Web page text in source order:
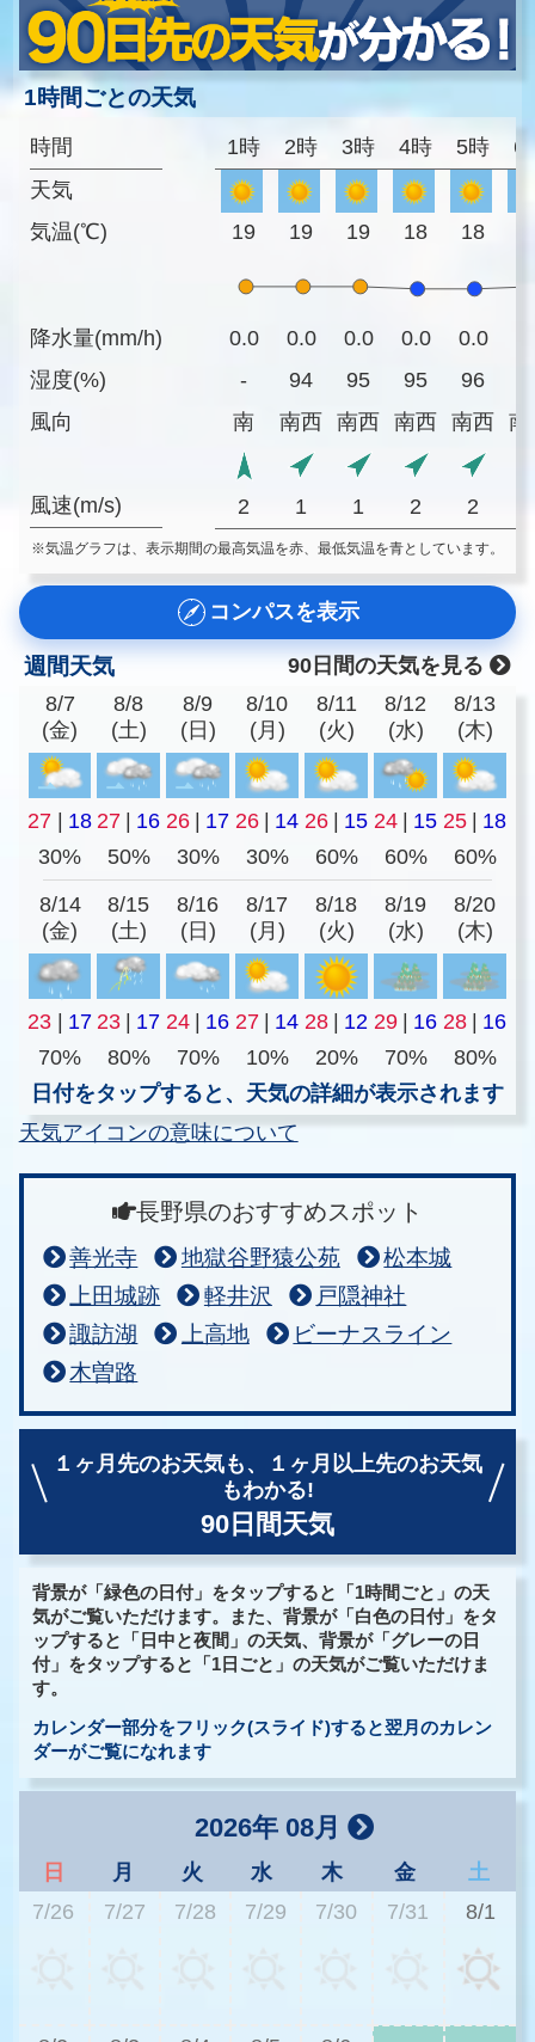
1時間ごとの天気
時間
天気
気温(℃)
降水量(mm/h)
湿度(%)
風向
風速(m/s)
1時 2時 3時 4時 5時 6
19 19 19 18 18
0.0 0.0 0.0 0.0 0.0
-
94 95 95 96
南
南西 南西 南西 南西 南
2 1 1 2 2
※気温グラフは、表示期間の最高気温を赤、最低気温を青としています。
コンパスを表示
週間天気
90日間の天気を見る
8/7
(金)
8/8
(土)
8/9
(日)
8/10
(月)
8/11
(火)
8/12
(水)
8/13
(木)
27 | 18 27 | 16 26 | 17 26 | 14 26 | 15 24 | 15 25 | 18
30%
50% 30% 30% 60% 60% 60%
8/14
(金)
8/15
(土)
8/16
(日)
8/17
(月)
8/18
(火)
8/19
(水)
8/20
(木)
23 | 17 23 | 17 24 | 16 27 | 14 28 | 12 29 | 16 28 | 16
70%
80% 70% 10% 20% 70%
80%
日付をタップすると、天気の詳細が表示されます
天気アイコンの意味について
長野県のおすすめスポット
善光寺 地獄谷野猿公苑
松本城
上田城跡
軽井沢
戸隠神社
諏訪湖
上高地
ビーナスライン
木曽路
１ヶ月先のお天気も、
１ヶ月以上先のお天気
もわかる!
90日間天気
背景が「緑色の日付」をタップすると「1時間ごと」の天
気がご覧いただけます。また、背景が「白色の日付」をタ
ップすると「日中と夜間」の天気、背景が「グレーの日
付」をタップすると「1日ごと」の天気がご覧いただけま
す。
カレンダー部分をフリック(スライド)すると翌月のカレン
ダーがご覧になれます
2026年 08月
日 月 火 水 木 金
土
7/26
7/27 7/28 7/29 7/30 7/31 8/1